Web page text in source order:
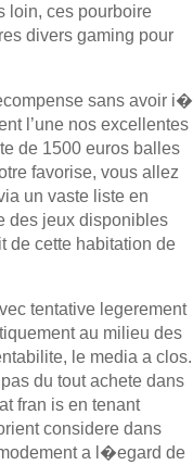
loin, ces pourboire
divers gaming pour
sans avoir i�
l’une nos excellentes
de 1500 euros balles
favorise, vous allez
un vaste liste en
des jeux disponibles
de cette habitation de
tentative legerement
au milieu des
le media a clos.
du tout achete dans
fran is en tenant
considere dans
a l�egard de